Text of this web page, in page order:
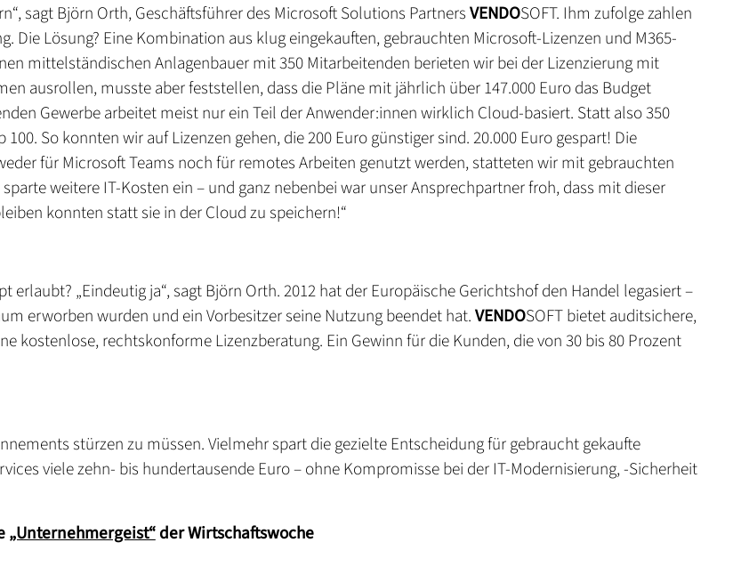
sagt Björn Orth, Geschäftsführer des Microsoft Solutions PartnersVENDOSOFT. Ihm zufolge zahlen
Die Lösung? Eine Kombination aus klug eingekauften, gebrauchten Microsoft-Lizenzen und M365-
mittelständischen Anlagenbauer mit 350 Mitarbeitenden berieten wir bei der Lizenzierung mit
ausrollen, musste aber feststellen, dass die Pläne mit jährlich über 147.000 Euro das Budget
Gewerbe arbeitet meist nur ein Teil der Anwender:innen wirklich Cloud-basiert. Statt also 350
So konnten wir auf Lizenzen gehen, die 200 Euro günstiger sind. 20.000 Euro gespart! Die
für Microsoft Teams noch für remotes Arbeiten genutzt werden, statteten wir mit gebrauchten
weitere IT-Kosten ein – und ganz nebenbei war unser Ansprechpartner froh, dass mit dieser
konnten statt sie in der Cloud zu speichern!“
„Eindeutig ja“, sagt Björn Orth. 2012 hat der Europäische Gerichtshof den Handel legasiert –
erworben wurden und ein Vorbesitzer seine Nutzung beendet hat.VENDOSOFT bietet auditsichere,
kostenlose, rechtskonforme Lizenzberatung. Ein Gewinn für die Kunden, die von 30 bis 80 Prozent
stürzen zu müssen. Vielmehr spart die gezielte Entscheidung für gebraucht gekaufte
viele zehn- bis hundertausende Euro – ohne Kompromisse bei der IT-Modernisierung, -Sicherheit
„Unternehmergeist“der Wirtschaftswoche